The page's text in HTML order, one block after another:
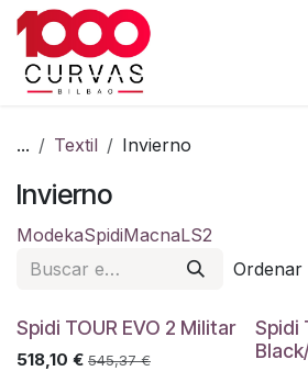
Ir al contenido
... Textil Invierno
Invierno
ModekaSpidiMacnaLS2
Spidi TOUR EVO 2 Militar
518,10 € 545,37€
Spidi